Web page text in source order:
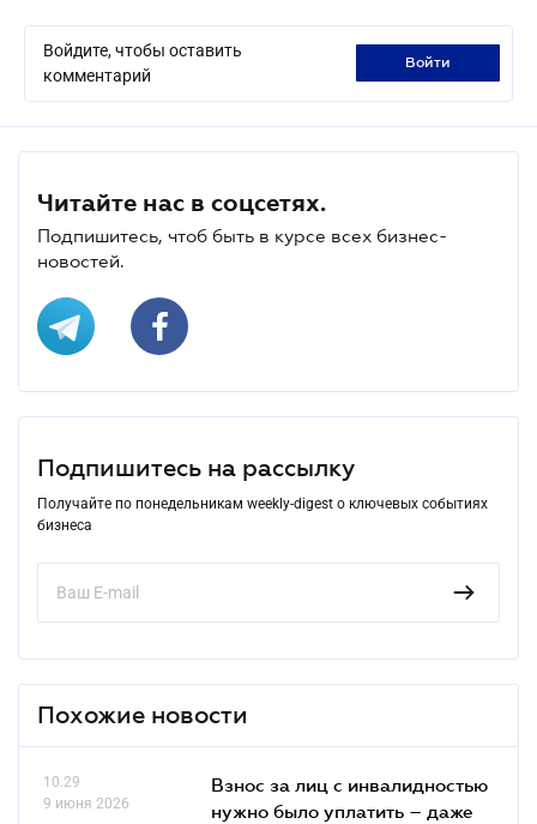
Войдите, чтобы оставить
комментарий
войти
Читайте нас в соцсетях.
Подпишитесь, чтоб быть в курсе всех бизнес-
новостей.
Подпишитесь на рассылку
Получайте по понедельникам weekly-digest о ключевых событиях
бизнеса
Похожие новости
10.29
9 июня 2026
Взнос за лиц с инвалидностью
нужно было уплатить – даже